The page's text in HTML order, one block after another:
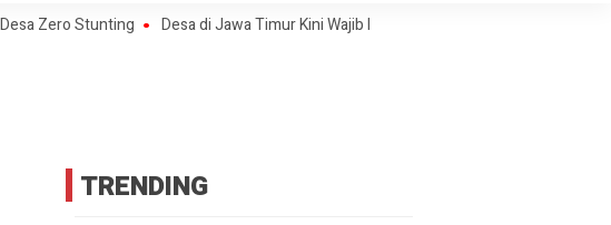
Stunting Desa di Jawa Timur Kini Wajib Buka Informasi
TRENDING